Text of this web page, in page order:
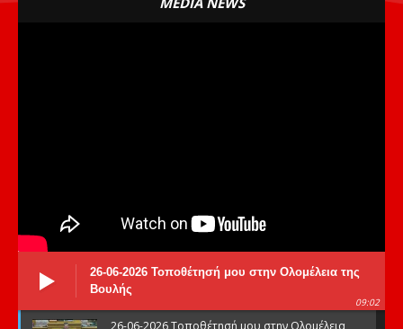
26-06-2026 Τοποθέτησή μου στην Ολομέλεια της
Βουλής
09:02
26-06-2026 Τοποθέτησή μου στην Ολομέλεια